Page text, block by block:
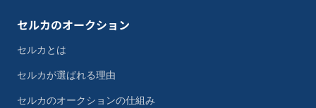
セルカのオークション
セルカとは
セルカが選ばれる理由
セルカのオークションの仕組み